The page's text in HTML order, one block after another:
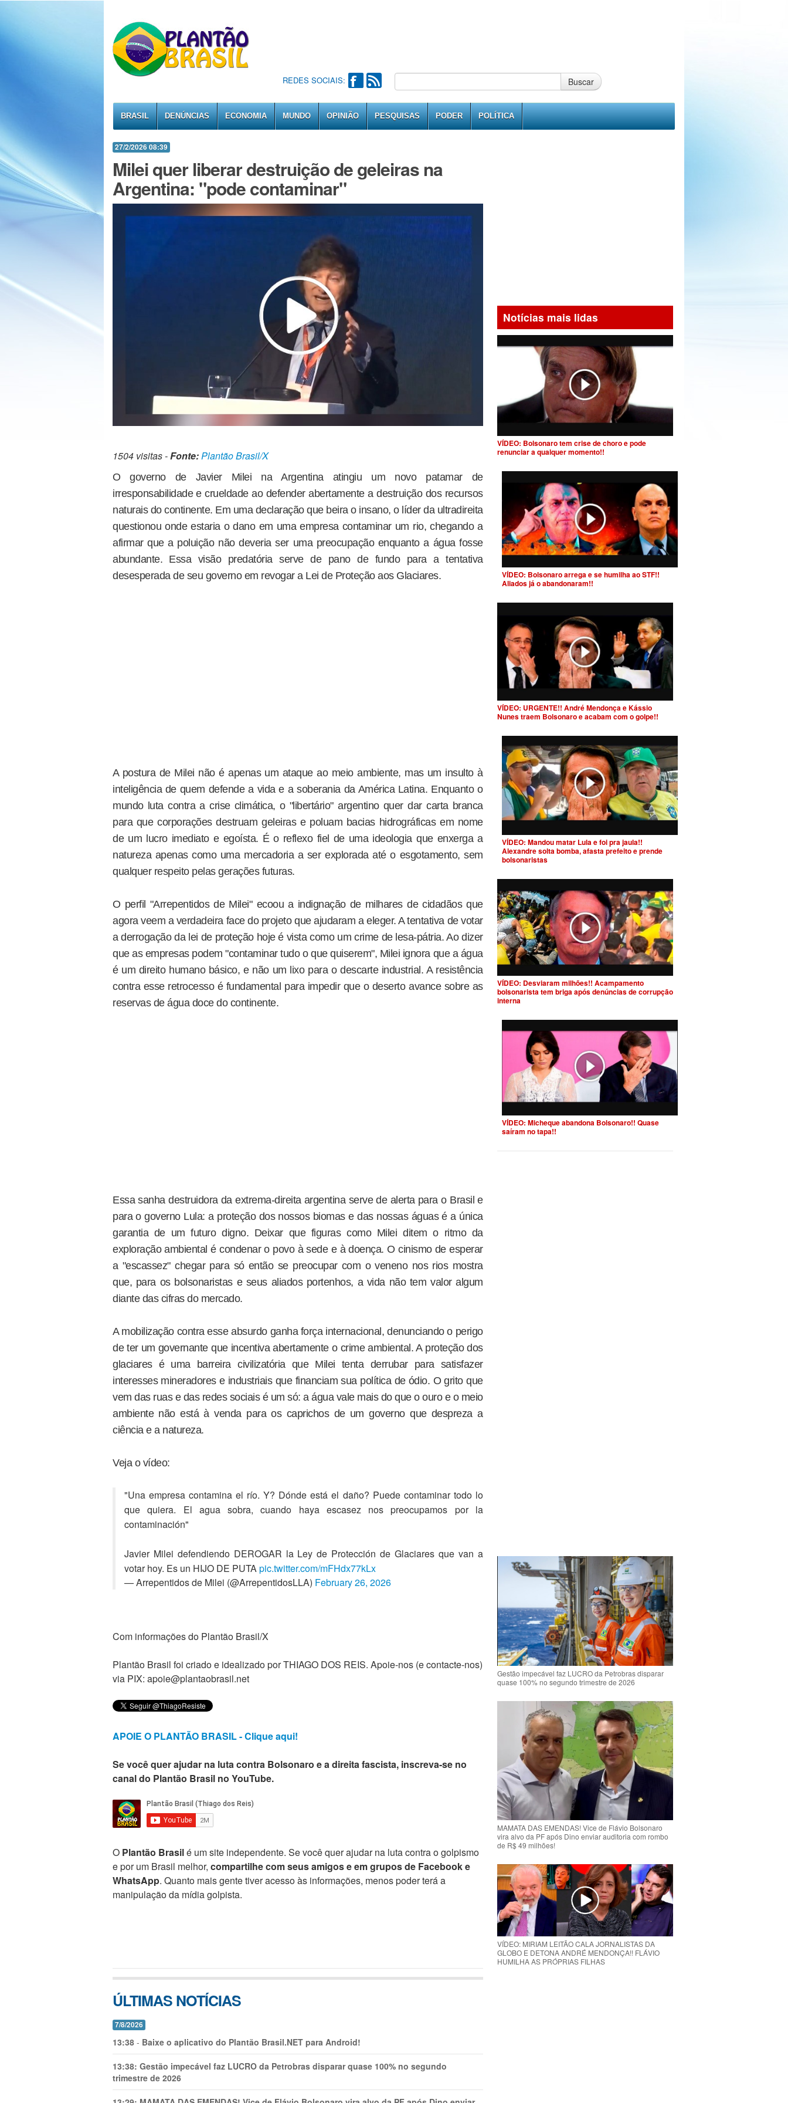
REDES SOCIAIS: Buscar
BRASIL DENÚNCIAS ECONOMIA MUNDO OPINIÃO PESQUISAS PODER POLÍTICA
27/2/2026 08:39
Milei quer liberar destruição de geleiras na
Argentina: "pode contaminar"
1504 visitas -Fonte:Plantão Brasil/X
O governo de Javier Milei na Argentina atingiu um novo patamar de
irresponsabilidade e crueldade ao defender abertamente a destruição dos recursos
naturais do continente. Em uma declaração que beira o insano, o líder da ultradireita
questionou onde estaria o dano em uma empresa contaminar um rio, chegando a
afirmar que a poluição não deveria ser uma preocupação enquanto a água fosse
abundante. Essa visão predatória serve de pano de fundo para a tentativa
desesperada de seu governo em revogar a Lei de Proteção aos Glaciares.
A postura de Milei não é apenas um ataque ao meio ambiente, mas um insulto à
inteligência de quem defende a vida e a soberania da América Latina. Enquanto o
mundo luta contra a crise climática, o "libertário" argentino quer dar carta branca
para que corporações destruam geleiras e poluam bacias hidrográficas em nome
de um lucro imediato e egoísta. É o reflexo fiel de uma ideologia que enxerga a
natureza apenas como uma mercadoria a ser explorada até o esgotamento, sem
qualquer respeito pelas gerações futuras.
O perfil "Arrepentidos de Milei" ecoou a indignação de milhares de cidadãos que
agora veem a verdadeira face do projeto que ajudaram a eleger. A tentativa de votar
a derrogação da lei de proteção hoje é vista como um crime de lesa-pátria. Ao dizer
que as empresas podem "contaminar tudo o que quiserem", Milei ignora que a água
é um direito humano básico, e não um lixo para o descarte industrial. A resistência
contra esse retrocesso é fundamental para impedir que o deserto avance sobre as
reservas de água doce do continente.
Essa sanha destruidora da extrema-direita argentina serve de alerta para o Brasil e
para o governo Lula: a proteção dos nossos biomas e das nossas águas é a única
garantia de um futuro digno. Deixar que figuras como Milei ditem o ritmo da
exploração ambiental é condenar o povo à sede e à doença. O cinismo de esperar
a "escassez" chegar para só então se preocupar com o veneno nos rios mostra
que, para os bolsonaristas e seus aliados portenhos, a vida não tem valor algum
diante das cifras do mercado.
A mobilização contra esse absurdo ganha força internacional, denunciando o perigo
de ter um governante que incentiva abertamente o crime ambiental. A proteção dos
glaciares é uma barreira civilizatória que Milei tenta derrubar para satisfazer
interesses mineradores e industriais que financiam sua política de ódio. O grito que
vem das ruas e das redes sociais é um só: a água vale mais do que o ouro e o meio
ambiente não está à venda para os caprichos de um governo que despreza a
ciência e a natureza.
Veja o vídeo:
"Una empresa contamina el río. Y? Dónde está el daño? Puede contaminar todo lo
que quiera. El agua sobra, cuando haya escasez nos preocupamos por la
contaminación"
Javier Milei defendiendo DEROGAR la Ley de Protección de Glaciares que van a
votar hoy. Es un HIJO DE PUTApic.twitter.com/mFHdx77kLx
— Arrepentidos de Milei (@ArrepentidosLLA) February 26, 2026
Com informações do Plantão Brasil/X
Plantão Brasil foi criado e idealizado por THIAGO DOS REIS. Apoie-nos (e contacte-nos)
via PIX: apoie@plantaobrasil.net
APOIE O PLANTÃO BRASIL - Clique aqui!
Se você quer ajudar na luta contra Bolsonaro e a direita fascista, inscreva-se no
canal do Plantão Brasil no YouTube.
O Plantão Brasilé um site independente. Se você quer ajudar na luta contra o golpismo
e por um Brasil melhor, compartilhe com seus amigos e em grupos de Facebook e
WhatsApp. Quanto mais gente tiver acesso às informações, menos poder terá a
manipulação da mídia golpista.
ÚLTIMAS NOTÍCIAS
7/8/2026
13:38 - Baixe o aplicativo do Plantão Brasil.NET para Android!
13:38: Gestão impecável faz LUCRO da Petrobras disparar quase 100% no segundo
trimestre de 2026
Notícias mais lidas
VÍDEO: Bolsonaro tem crise de choro e pode
renunciar a qualquer momento!!
VÍDEO: Bolsonaro arrega e se humilha ao STF!!
Aliados já o abandonaram!!
VÍDEO: URGENTE!! André Mendonça e Kássio
Nunes traem Bolsonaro e acabam com o golpe!!
VÍDEO: Mandou matar Lula e foi pra jaula!!
Alexandre solta bomba, afasta prefeito e prende
bolsonaristas
VÍDEO: Desviaram milhões!! Acampamento
bolsonarista tem briga após denúncias de corrupção
interna
VÍDEO: Micheque abandona Bolsonaro!! Quase
saíram no tapa!!
Gestão impecável faz LUCRO da Petrobras disparar
quase 100% no segundo trimestre de 2026
MAMATA DAS EMENDAS! Vice de Flávio Bolsonaro
vira alvo da PF após Dino enviar auditoria com rombo
de R$ 49 milhões!
VÍDEO: MIRIAM LEITÃO CALA JORNALISTAS DA
GLOBO E DETONA ANDRÉ MENDONÇA!! FLÁVIO
HUMILHA AS PRÓPRIAS FILHAS